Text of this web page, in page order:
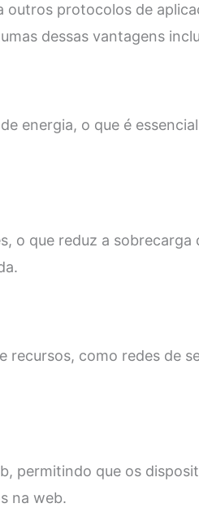
outros protocolos de
dessas vantagens
energia, o que é
o que reduz a sobrecarga
recursos, como redes de
permitindo que os
na web.